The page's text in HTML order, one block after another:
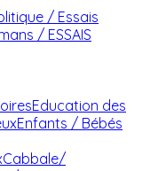
/ Essais
/ ESSAIS
Education des
Enfants / Bébés
Cabbale/